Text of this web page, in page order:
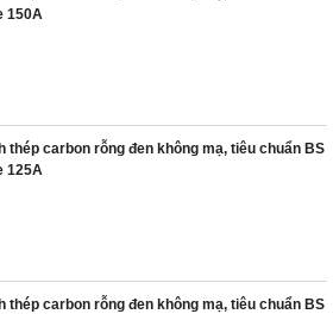
150A
thép carbon rỗng đen không mạ, tiêu chuẩn BS
125A
thép carbon rỗng đen không mạ, tiêu chuẩn BS